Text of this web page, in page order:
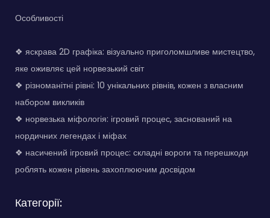
Особливості
❖ яскрава 2D графіка: візуально приголомшливе мистецтво,
яке оживляє цей норвезький світ
❖ різноманітні рівні: 10 унікальних рівнів, кожен з власним
набором викликів
❖ норвезька міфологія: ігровий процес, заснований на
нордичних легендах і міфах
❖ насичений ігровий процес: складні вороги та перешкоди
роблять кожен рівень захоплюючим досвідом
Категорії: